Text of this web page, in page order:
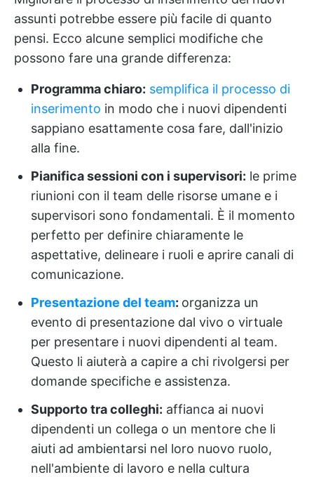
assunti potrebbe essere più facile di quanto
pensi. Ecco alcune semplici modifiche che
possono fare una grande differenza:
Programma chiaro: semplifica il processo di
inserimento in modo che i nuovi dipendenti
sappiano esattamente cosa fare, dall'inizio
alla fine.
Pianifica sessioni con i supervisori: le prime
riunioni con il team delle risorse umane e i
supervisori sono fondamentali. È il momento
perfetto per definire chiaramente le
aspettative, delineare i ruoli e aprire canali di
comunicazione.
Presentazione del team: organizza un
evento di presentazione dal vivo o virtuale
per presentare i nuovi dipendenti al team.
Questo li aiuterà a capire a chi rivolgersi per
domande specifiche e assistenza.
Supporto tra colleghi: affianca ai nuovi
dipendenti un collega o un mentore che li
aiuti ad ambientarsi nel loro nuovo ruolo,
nell'ambiente di lavoro e nella cultura